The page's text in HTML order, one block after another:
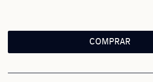
COMPRAR